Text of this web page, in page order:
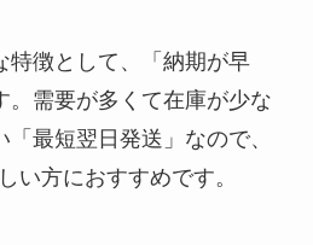
特徴として、「納期が早
。需要が多くて在庫が少な
最短翌日発送」なので、
い方におすすめです。